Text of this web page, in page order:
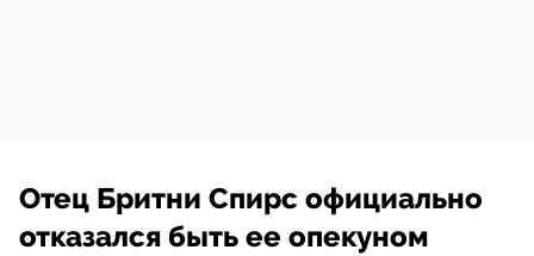
Отец Бритни Спирс официально
отказался быть ее опекуном